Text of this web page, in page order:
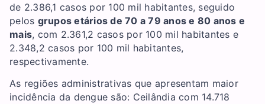
de 2.386,1 casos por 100 mil habitantes, seguido
pelos grupos etários de 70 a 79 anos e 80 anos e
mais, com 2.361,2 casos por 100 mil habitantes e
2.348,2 casos por 100 mil habitantes,
respectivamente.
As regiões administrativas que apresentam maior
incidência da dengue são: Ceilândia com 14.718